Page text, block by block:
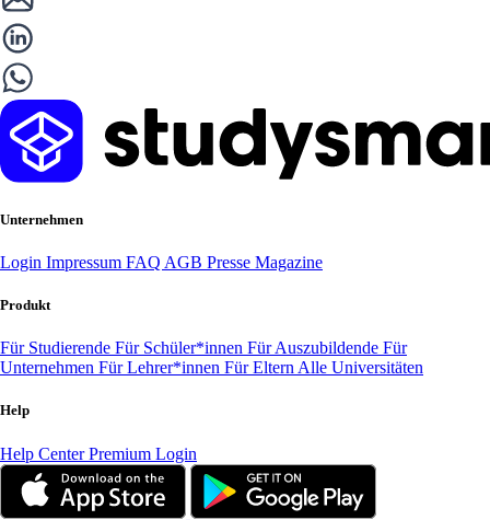
Unternehmen
Login Impressum FAQ AGB Presse Magazine
Produkt
Für Studierende Für Schüler*innen Für Auszubildende Für
Unternehmen Für Lehrer*innen Für Eltern Alle Universitäten
Help
Help CenterPremium Login